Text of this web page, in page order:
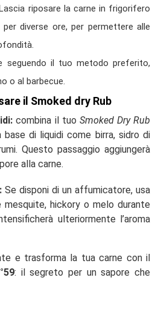
riposare la carne in frigorifero
diverse ore, per permettere alle
seguendo il tuo metodo preferito,
o al barbecue.
il Smoked dry Rub
combina il tuo Smoked Dry Rub
base di liquidi come birra, sidro di
Questo passaggio aggiungerà
alla carne.
Se disponi di un affumicatore, usa
mesquite, hickory o melo durante
ulteriormente l’aroma
e trasforma la tua carne con il
: il segreto per un sapore che